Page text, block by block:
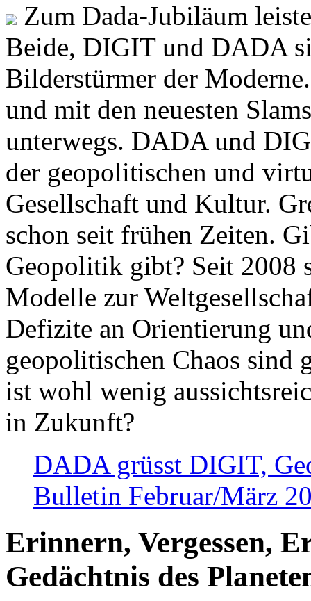
Zum Dada-Jubiläum
Beide, DIGIT und DADA
Bilderstürmer der
und mit den neuesten
unterwegs. DADA und
der geopolitischen und
Gesellschaft und Kultur.
schon seit frühen Zeiten.
Geopolitik gibt? Seit 2008
Modelle zur
Defizite an Orientierung
geopolitischen Chaos sind
ist wohl wenig
in Zukunft?
DADA grüsst DIGIT,
Bulletin Februar/März
Erinnern, Vergessen,
Gedächtnis des